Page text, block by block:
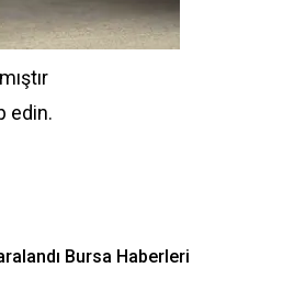
edin.
Bursa Haberleri